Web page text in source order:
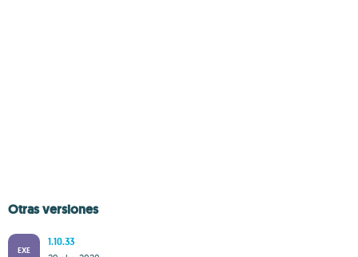
Otras versiones
EXE
1.10.33